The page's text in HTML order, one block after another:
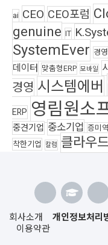
ai CEO CEO포럼
genuine IT
SystemEver 경영
데이터 맞춤형ERP 모바일
경영 시스템에버
ERP 영림원소
중견기업 중소기업 증미역
착한기업 칼럼 클라우
회사소개 개인정보처리
이용약관